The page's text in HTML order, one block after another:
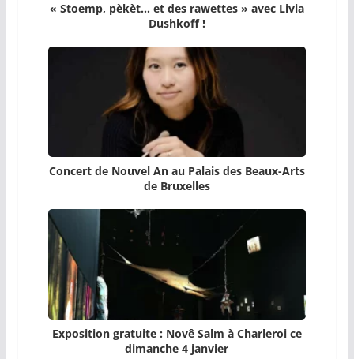
« Stoemp, pèkèt… et des rawettes » avec Livia
Dushkoff !
Concert de Nouvel An au Palais des Beaux-Arts
de Bruxelles
Exposition gratuite : Novê Salm à Charleroi ce
dimanche 4 janvier